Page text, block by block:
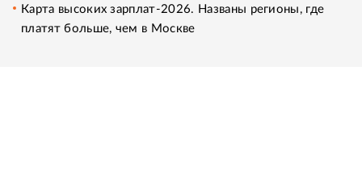
Карта высоких зарплат-2026. Названы регионы, где
платят больше, чем в Москве